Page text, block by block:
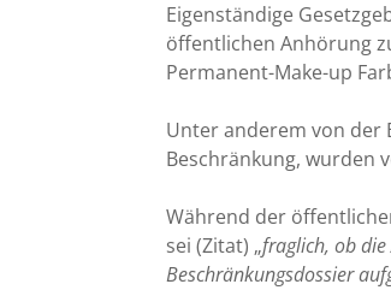
Eigenständige
öffentlichen Anhörung
Permanent-Make-up
Unter anderem von der
Beschränkung, wurden
Während der
sei (Zitat) „fraglich, ob die
Beschränkungsdossier